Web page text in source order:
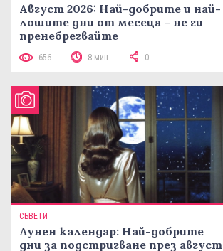
Август 2026: Най-добрите и най-
лошите дни от месеца – не ги
пренебрегвайте
656 8 мин 0
СЪВЕТИ
Лунен календар: Най-добрите
дни за подстригване през август